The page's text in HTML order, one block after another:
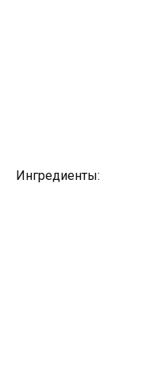
Ингредиенты: